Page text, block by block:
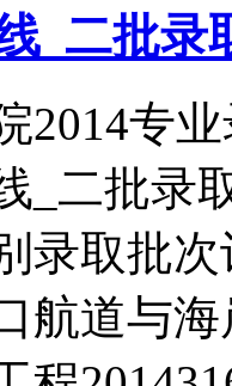
_二批录
2014专
_二批录
录取批
航道与